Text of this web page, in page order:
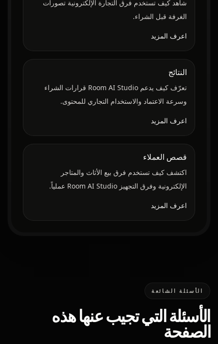
شاهد كيف تستخدم فرق التجارة الإلكترونية تصورات
الغرفة قبل الشراء.
اعرف المزيد
النتائج
تعرّف كيف يدعم Room AI Studio قرارات الشراء
وسرعة الاعتماد والاستخدام التجاري للمحتوى.
اعرف المزيد
قصص العملاء
اكتشف كيف تستخدم فرق بيع الأثاث والمتاجر
الإلكترونية وفرق التجهيز Room AI Studio عملياً.
اعرف المزيد
الأسئلة الشائعة
الأسئلة التي تجيب عنها هذه
الصفحة